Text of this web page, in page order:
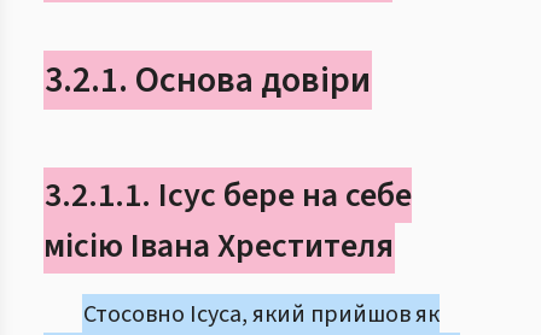
3.2.1. Основа довіри
3.2.1.1. Ісус бере на себе
місію Івана Хрестителя
Стосовно Ісуса, який прийшов як